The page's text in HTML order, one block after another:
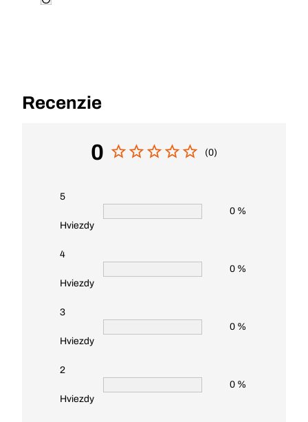
Recenzie
0 (0)
5
Hviezdy
0 %
4
Hviezdy
0 %
3
Hviezdy
0 %
2
Hviezdy
0 %